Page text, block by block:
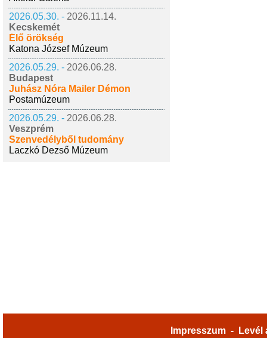
2026.05.30. - 2026.11.14.
Kecskemét
Élő örökség
Katona József Múzeum
2026.05.29. - 2026.06.28.
Budapest
Juhász Nóra Mailer Démon
Postamúzeum
2026.05.29. - 2026.06.28.
Veszprém
Szenvedélyből tudomány
Laczkó Dezső Múzeum
Impresszum -
Levél